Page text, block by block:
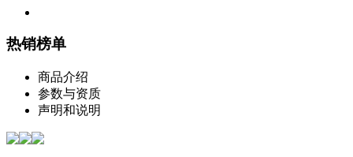
热销榜单
商品介绍
参数与资质
声明和说明